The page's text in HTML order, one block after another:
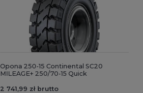
Opona 250-15 Continental SC20
MILEAGE+ 250/70-15 Quick
2 741,99 zł brutto